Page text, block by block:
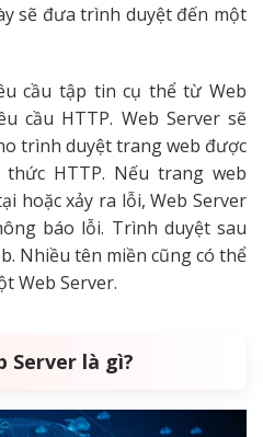
sẽ đưa trình duyệt đến một
cầu tập tin cụ thể từ Web
cầu HTTP. Web Server sẽ
trình duyệt trang web được
HTTP. Nếu trang web
hoặc xảy ra lỗi, Web Server
báo lỗi. Trình duyệt sau
Nhiều tên miền cũng có thể
Web Server.
Server là gì?